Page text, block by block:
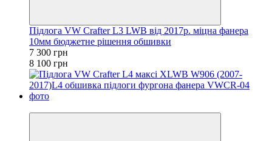
Підлога VW Crafter L3 LWB від 2017р. міцна фанера
10мм бюджетне рішення обшивки
7 300 грн
8 100 грн